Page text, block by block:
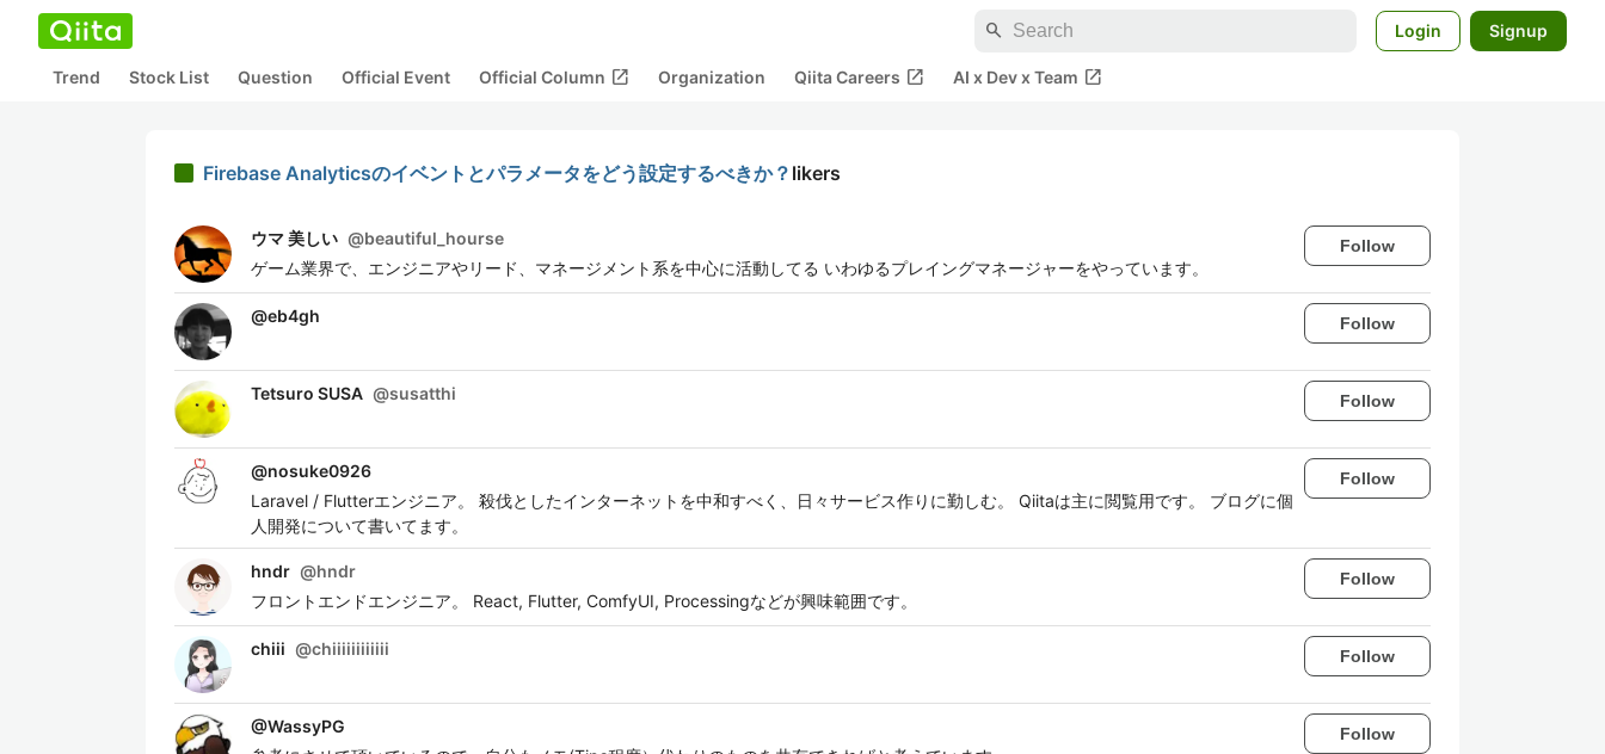
search Login Signup
Trend Stock List Question Official Event Official Column open_in_new Organization Qiita Careers open_in_new AI x Dev x Team open_in_new
Firebase Analyticsのイベントとパラメータをどう設定するべきか？ likers
ウマ 美しい @beautiful_hourse
ゲーム業界で、エンジニアやリード、マネージメント系を中心に活動してる いわゆるプレイングマネージャーをやっています。
Follow
@eb4gh Follow
Tetsuro SUSA @susatthi Follow
@nosuke0926
Laravel / Flutterエンジニア。 殺伐としたインターネットを中和すべく、日々サービス作りに勤しむ。 Qiitaは主に閲覧用です。 ブログに個
人開発について書いてます。
Follow
hndr @hndr
フロントエンドエンジニア。 React, Flutter, ComfyUI, Processingなどが興味範囲です。
Follow
chiii @chiiiiiiiiiiii Follow
@WassyPG
Follow